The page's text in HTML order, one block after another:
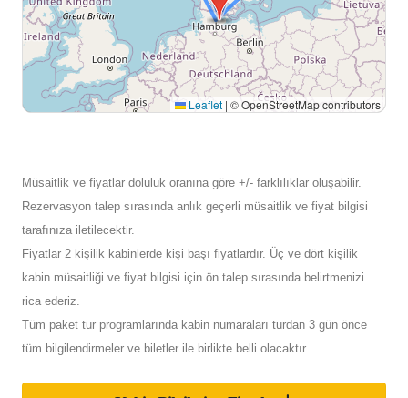
Leaflet | © OpenStreetMap contributors
Müsaitlik ve fiyatlar doluluk oranına göre +/- farklılıklar oluşabilir.
Rezervasyon talep sırasında anlık geçerli müsaitlik ve fiyat bilgisi
tarafınıza iletilecektir.
Fiyatlar 2 kişilik kabinlerde kişi başı fiyatlardır. Üç ve dört kişilik
kabin müsaitliği ve fiyat bilgisi için ön talep sırasında belirtmenizi
rica ederiz.
Tüm paket tur programlarında kabin numaraları turdan 3 gün önce
tüm bilgilendirmeler ve biletler ile birlikte belli olacaktır.